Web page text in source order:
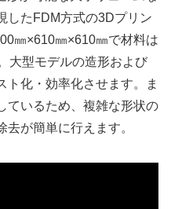
したFDM方式の3Dプリン
㎜×610㎜×610㎜で材料は
大型モデルの造形および
ト化・効率化させます。ま
ているため、複雑な形状の
が簡単に行えます。